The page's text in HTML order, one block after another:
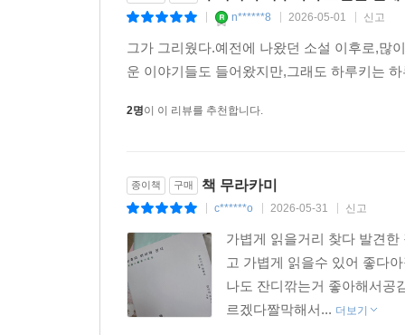
n******8 2026-05-01 신고
그가 그리웠다.예전에 나왔던 소설 이후로,많
운 이야기들도 들어왔지만,그래도 하루키는
2명이 이 리뷰를 추천합니다.
종이책 구매 책 무라카미
c******o 2026-05-31 신고
가볍게 읽을거리 찾다 발견
고 가볍게 읽을수 있어 좋다
나도 잔디깎는거 좋아해서공
르겠다짤막해서... 더보기